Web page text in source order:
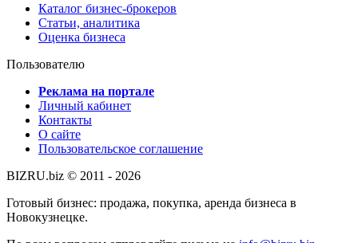
Каталог бизнес-брокеров
Статьи, аналитика
Оценка бизнеса
Пользователю
Реклама на портале
Личный кабинет
Контакты
О сайте
Пользовательское соглашение
BIZRU.biz © 2011 - 2026
Готовый бизнес: продажа, покупка, аренда бизнеса в
Новокузнецке.